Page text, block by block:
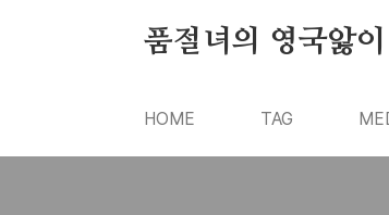
품절녀의 영국앓
HOME TAG